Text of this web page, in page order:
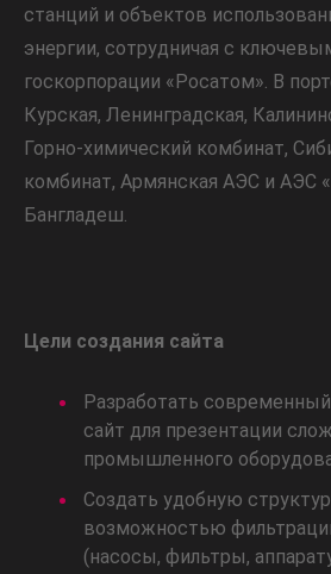
станций и объектов
энергии, сотрудничая с
госкорпорации «Росатом». В
Курская, Ленинградская,
Горно-химический комбинат,
комбинат, Армянская АЭС и АЭС
Бангладеш.
Цели создания сайта
Разработать
сайт для презентации
промышленного
Создать удобную
возможностью
(насосы, фильтры,